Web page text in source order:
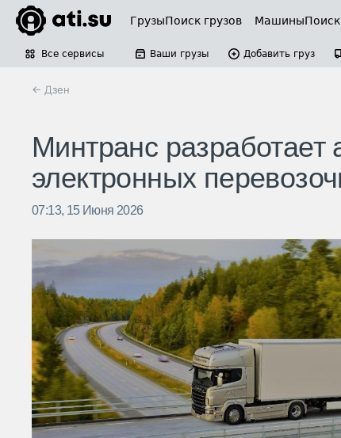
ГрузыПоиск грузов Машины
Все сервисы Ваши грузы Добавить груз
← Дзен
Минтранс
электронных
07:13, 15 Июня 2026